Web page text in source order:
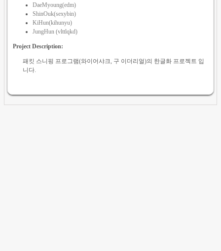
DaeMyoung(edm)
ShinOuk(sexybin)
KiHun(kihunyu)
JungHun (vlttlqkd)
Project Description:
패킷 스니핑 프로그램(와이어샤크, 구 이더리얼)의 한글화 프로젝트 입
니다.